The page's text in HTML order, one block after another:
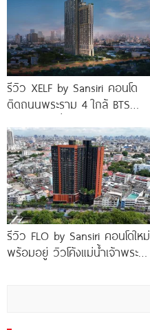
รีวิว XELF by Sansiri คอนโด
ติดถนนพระราม 4 ใกล้ BTS
รีวิว FLO by Sansiri คอนโดใหม่
พร้อมอยู่ วิวโค้งแม่น้ำเจ้าพระยา